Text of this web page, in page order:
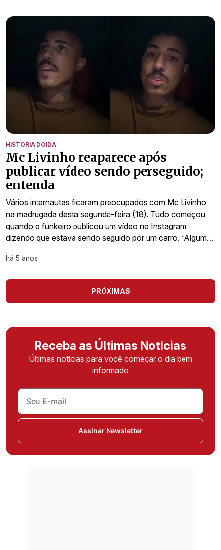
HISTÓRIA DOIDA
Mc Livinho reaparece após
publicar vídeo sendo perseguido;
entenda
Vários internautas ficaram preocupados com Mc Livinho
na madrugada desta segunda-feira (18). Tudo começou
quando o funkeiro publicou um vídeo no Instagram
dizendo que estava sendo seguido por um carro. “Algum…
há 5 anos
PRÓXIMAS
Receba as Últimas Notícias
Últimas notícias para você começar o dia bem
informado
Assinar Newsletter